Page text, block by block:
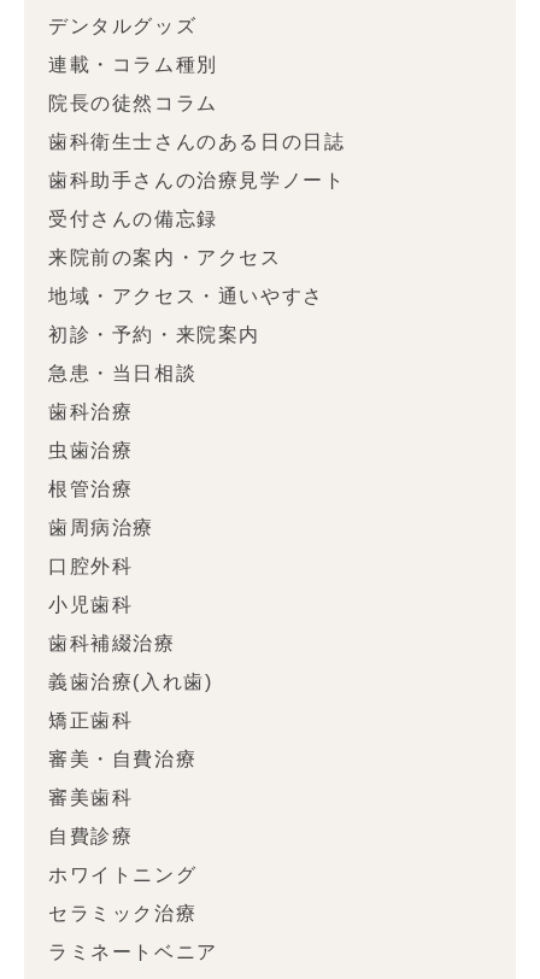
デンタルグッズ
連載・コラム種別
院長の徒然コラム
歯科衛生士さんのある日の日誌
歯科助手さんの治療見学ノート
受付さんの備忘録
来院前の案内・アクセス
地域・アクセス・通いやすさ
初診・予約・来院案内
急患・当日相談
歯科治療
虫歯治療
根管治療
歯周病治療
口腔外科
小児歯科
歯科補綴治療
義歯治療(入れ歯)
矯正歯科
審美・自費治療
審美歯科
自費診療
ホワイトニング
セラミック治療
ラミネートベニア